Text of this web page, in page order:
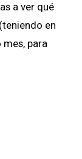
a ver qué
en
para